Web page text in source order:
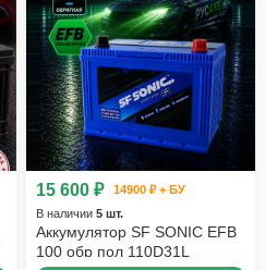
15 600 ₽
14900 ₽ + БУ
В наличии 5 шт.
Аккумулятор SF SONIC EFB
100 обр пол 110D31L